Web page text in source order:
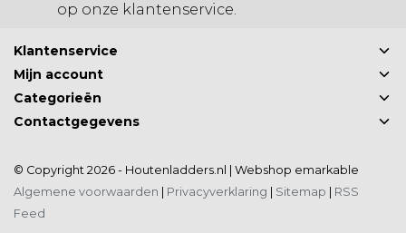
op onze klantenservice.
Klantenservice
Mijn account
Categorieën
Contactgegevens
© Copyright 2026 - Houtenladders.nl | Webshop emarkable
Algemene voorwaarden
Privacyverklaring Sitemap
RSS
Feed